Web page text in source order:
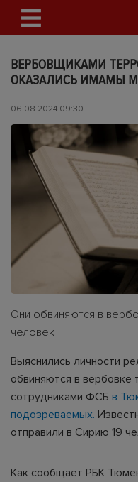
ВЕРБОВЩИКАМИ
ОКАЗАЛИСЬ ИМАМЫ
06.08.2024 09:30
Они обвиняются в
человек
Выяснились личности
обвиняются в вербовке
сотрудниками ФСБ в
подозреваемых.
отправили в Сирию 19
Как сообщает РБК